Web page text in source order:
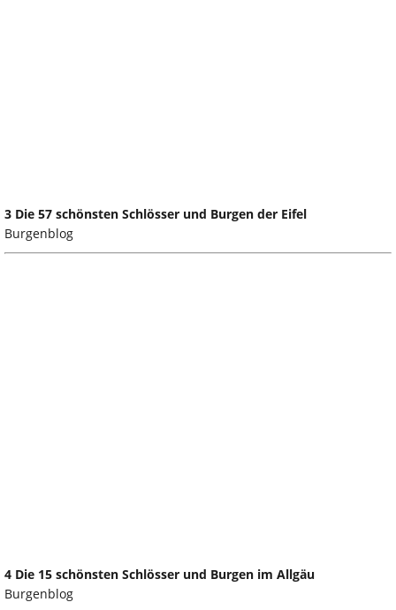
3 Die 57 schönsten Schlösser und Burgen der Eifel
Burgenblog
4 Die 15 schönsten Schlösser und Burgen im Allgäu
Burgenblog